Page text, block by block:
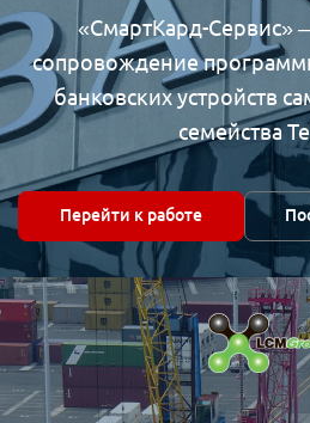
«СмартКард-Сервис»
сопровождение
банковских устройств
семейства
Перейти к работе